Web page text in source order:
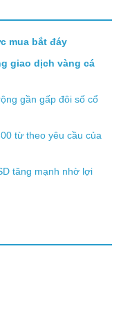
mua bắt đáy
giao dịch vàng cá
gần gấp đôi số cổ
từ theo yêu cầu của
tăng mạnh nhờ lợi